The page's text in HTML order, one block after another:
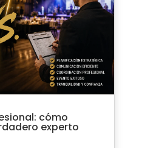
cómo
experto